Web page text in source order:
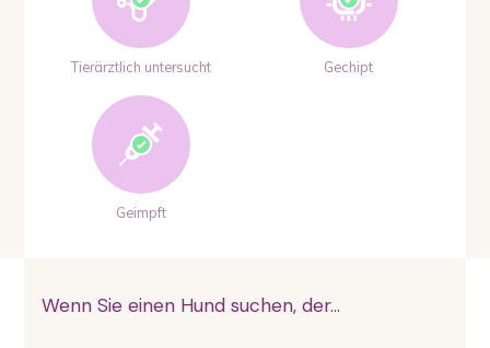
Tierärztlich untersucht Gechipt
Geimpft
Wenn Sie einen Hund suchen, der...